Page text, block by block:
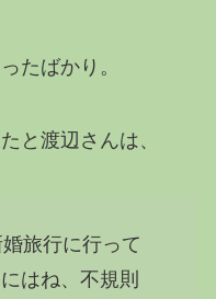
たばかり。
と渡辺さんは、
旅行に行って
はね、不規則